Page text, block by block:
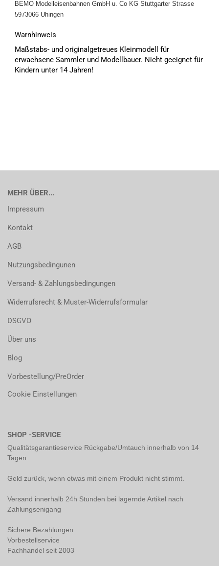
BEMO Modelleisenbahnen GmbH u. Co KG Stuttgarter Strasse
5973066 Uhingen
Warnhinweis
Maßstabs- und originalgetreues Kleinmodell für
erwachsene Sammler und Modellbauer. Nicht geeignet für
Kindern unter 14 Jahren!
MEHR ÜBER...
Impressum
Kontakt
AGB
Nutzungsbedingunen
Versand- & Zahlungsbedingungen
Widerrufsrecht & Muster-Widerrufsformular
DSGVO
Über uns
Blog
Vorbestellung/PreOrder
Cookie Einstellungen
SHOP -SERVICE
Qualitätsgarantieservice Rückgabe/Umtauch innerhalb von 14
Tagen.
Geld zurück, wenn etwas mit einem Produkt nicht stimmt.
Versand innerhalb 24h Stunden bei lagernde Artikel nach
Zahlungsenigang
Sichere Bezahlungen
Vorbestellservice
Fachhandel seit 2003